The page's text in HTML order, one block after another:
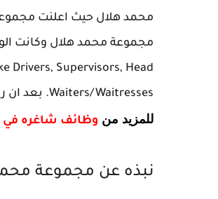
محمد هلال حيث اعلنت
Drivers, Supervisors, Head
Waiters/Waitresses. بعد ان رأين الووظائف دعونا نشاهد باقى التفاصيل .
للمزيد من وظائف شاغره في
نبذه عن مجموعة